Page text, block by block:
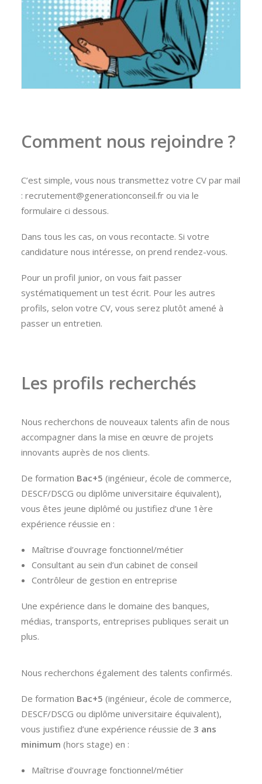
Comment nous rejoindre ?
C’est simple, vous nous transmettez votre CV par mail
: recrutement@generationconseil.fr ou via le
formulaire ci dessous.
Dans tous les cas, on vous recontacte. Si votre
candidature nous intéresse, on prend rendez-vous.
Pour un profil junior, on vous fait passer
systématiquement un test écrit. Pour les autres
profils, selon votre CV, vous serez plutôt amené à
passer un entretien.
Les profils recherchés
Nous recherchons de nouveaux talents afin de nous
accompagner dans la mise en œuvre de projets
innovants auprès de nos clients.
De formation Bac+5 (ingénieur, école de commerce,
DESCF/DSCG ou diplôme universitaire équivalent),
vous êtes jeune diplômé ou justifiez d’une 1ère
expérience réussie en :
Maîtrise d’ouvrage fonctionnel/métier
Consultant au sein d’un cabinet de conseil
Contrôleur de gestion en entreprise
Une expérience dans le domaine des banques,
médias, transports, entreprises publiques serait un
plus.
Nous recherchons également des talents confirmés.
De formation Bac+5 (ingénieur, école de commerce,
DESCF/DSCG ou diplôme universitaire équivalent),
vous justifiez d’une expérience réussie de 3 ans
minimum (hors stage) en :
Maîtrise d’ouvrage fonctionnel/métier